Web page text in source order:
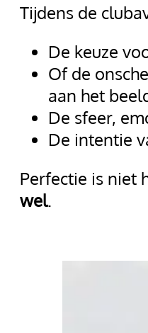
Tijdens de
De keuze
Of de
aan het
De sfeer,
De intentie
Perfectie is niet
wel.